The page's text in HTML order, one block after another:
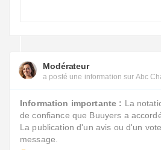
Modérateur
a posté une information sur Abc
Information importante : La
de confiance que Buuyers a
La publication d'un avis ou d'un
message.